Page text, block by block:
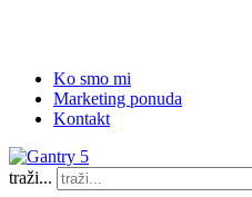
Ko smo mi
Marketing ponuda
Kontakt
traži...